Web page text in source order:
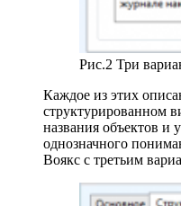
Рис.2 Три
Каждое из этих
структурированном
названия объектов и
однозначного
Воякс с третьим